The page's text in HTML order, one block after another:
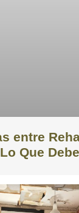
entre
Que